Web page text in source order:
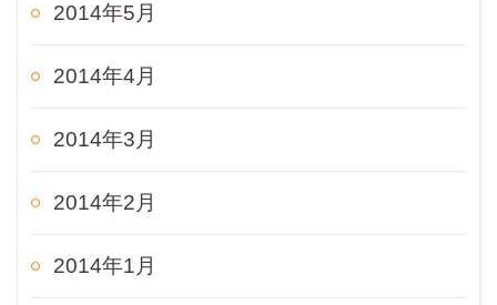
2014年5月
2014年4月
2014年3月
2014年2月
2014年1月